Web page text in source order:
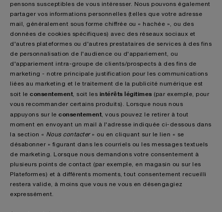
pensons susceptibles de vous intéresser. Nous pouvons également
partager vos informations personnelles (telles que votre adresse
mail, généralement sous forme chiffrée ou « hachée », ou des
données de cookies spécifiques) avec des réseaux sociaux et
d'autres plateformes ou d'autres prestataires de services à des fins
de personnalisation de l'audience ou d'appariement, ou
d'appariement intra-groupe de clients/prospects à des fins de
marketing - notre principale justification pour les communications
liées au marketing et le traitement de la publicité numérique est
soit le consentement , soit les intérêts légitimes (par exemple, pour
vous recommander certains produits). Lorsque nous nous
appuyons sur le consentement , vous pouvez le retirer à tout
moment en envoyant un mail à l'adresse indiquée ci-dessous dans
la section « Nous contacter» ou en cliquant sur le lien « se
désabonner » figurant dans les courriels ou les messages textuels
de marketing. Lorsque nous demandons votre consentement à
plusieurs points de contact (par exemple, en magasin ou sur les
Plateformes) et à différents moments, tout consentement recueilli
restera valide, à moins que vous ne vous en désengagiez
expressément.